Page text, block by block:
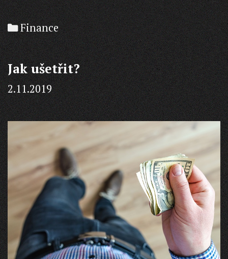
volba
Categories
Finance
Jak ušetřit?
2.11.2019